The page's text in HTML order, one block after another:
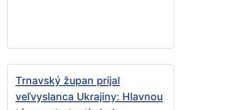
Trnavský župan prijal
veľvyslanca Ukrajiny: Hlavnou